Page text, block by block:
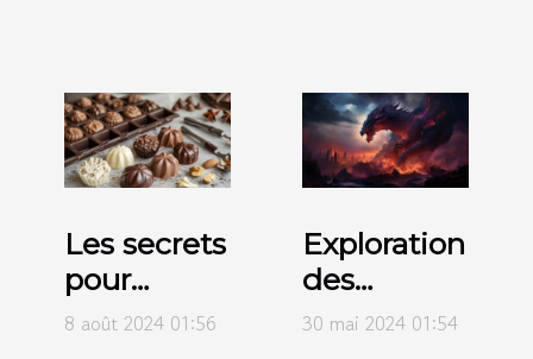
Les secrets
pour
réussir le
8 août 2024 01:56
Exploration
des
tendances
30 mai 2024 01:54